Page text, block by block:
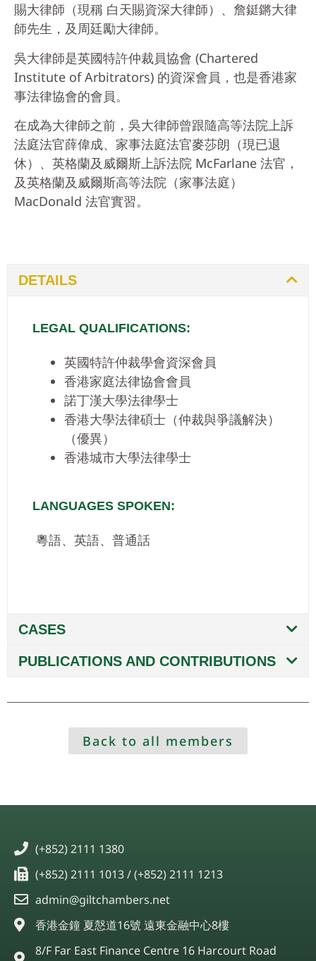
賜大律師（現稱 白天賜資深大律師）、詹鋌鏘大律
師先生，及周廷勵大律師。
吳大律師是英國特許仲裁員協會 (Chartered
Institute of Arbitrators) 的資深會員，也是香港家
事法律協會的會員。
在成為大律師之前，吳大律師曾跟隨高等法院上訴
法庭法官薛偉成、家事法庭法官麥莎朗（現已退
休）、英格蘭及威爾斯上訴法院 McFarlane 法官，
及英格蘭及威爾斯高等法院（家事法庭）
MacDonald 法官實習。
DETAILS
LEGAL QUALIFICATIONS:
英國特許仲裁學會資深會員
香港家庭法律協會會員
諾丁漢大學法律學士
香港大學法律碩士（仲裁與爭議解決）
（優異）
香港城市大學法律學士
LANGUAGES SPOKEN:
粵語、英語、普通話
CASES
PUBLICATIONS AND CONTRIBUTIONS
Back to all members
(+852) 2111 1380
(+852) 2111 1013 / (+852) 2111 1213
admin@giltchambers.net
香港金鐘 夏慤道16號 遠東金融中心8樓
8/F Far East Finance Centre 16 Harcourt Road